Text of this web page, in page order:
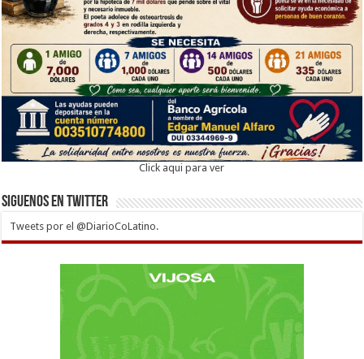
Click aqui para ver
Siguenos en twitter
Tweets por el @DiarioCoLatino.